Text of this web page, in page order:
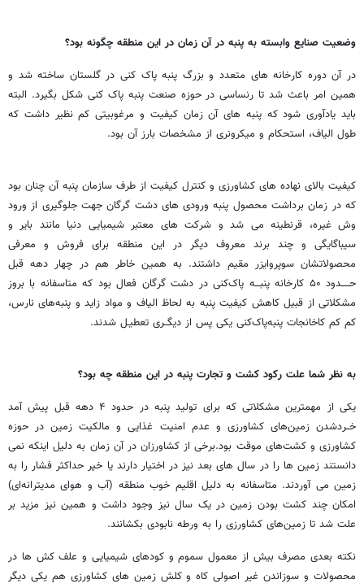
وضعیت صنایع وابسته به پنبه در آن زمان در این منطقه چگونه بود؟
در آن دوره کارخانه های متعدد و بزرگ پنبه پاک کنی در گلستان ساخته شد و
همین امر باعث شد تا رنساسی در حوزه صنعت پنبه پاک کنی شکل بگیرد. البته
باید یادآوری شود که پنبه های آن زمان کیفیت و مرغوبیتی کم نظیر داشت که
طول الیاف، استحکام و میکرونری از مشخصات بارز آن بود.
کیفیت بالای نهاده های کشاورزی و کنترل کیفیت از طرف سازمان پنبه آن چنان بود
که در زمان برداشت محصول پنبه ورودی های دشت گرگان جهت جلوگیری از ورود
وش غیره، قرنطینه می شد و شرکت های معتبر شیمیایی دنیا مانند بایر و
سیباگایگی و چند برند معروف دیگر در این منطقه برای فروش و معرفی
محصولاتشان سوپروایزر مقیم داشتند. به همین خاطر هم در چهار دهه قبل
حـــــدود ۵۰ کارخانه پنبـــه پاک‌کنی در دشت گرگان فعال بود که متاسفانه با بروز
مشکلاتی از قبیل کاهش کیفیت پنبه به لحاظ الیاف و مواد زاید و پنبه‌های نارس،
کم کم کاخانجات پنبه‌پاک‌کنی یکی پس از دیگــری تعطیـل شدند.
به نظر شما علت رکود کشت و تجارت پنبه در این منطقه چه بود؟
یکی از مهمترین مشکلاتی که برای تولید پنبه در حدود ۴ دهه قبل پیش آمد
خــردشدن زمین‌های کشاورزی و عدم امنیت غذایی و مالکیت زمین در حوزه
کشاورزی و کشت‌های موقت بود.برخی از کشاورزان در آن زمان به دلیل اینکه نمی
دانستند زمین ها را در سال های بعد نیز در اختیار دارند یا خیر حداکثر فشار را به
زمین می آوردند. متاسفانه به دلیل اقلیم خوب منطقه (آب و هوای مدیترانه‌ای)
امکان چند کشت بودن زمین در یک سال نیز وجود داشت و همین نیز مزید بر
علت شد تا زمین‌های کشاورزی را به ورطه نابودی بکشانند.
نکته بعدی مصرف بیش از معمول سموم و کودهای شیمیایی و علف کش ها در
محصولات و سوزاندن غیر اصولی کاه و کلش زمین های کشاورزی هم یکی دیگر